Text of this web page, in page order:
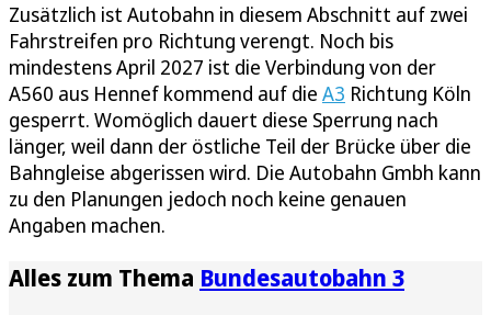
Zusätzlich ist Autobahn in diesem Abschnitt auf zwei
Fahrstreifen pro Richtung verengt. Noch bis
mindestens April 2027 ist die Verbindung von der
A560 aus Hennef kommend auf die A3 Richtung Köln
gesperrt. Womöglich dauert diese Sperrung nach
länger, weil dann der östliche Teil der Brücke über die
Bahngleise abgerissen wird. Die Autobahn Gmbh kann
zu den Planungen jedoch noch keine genauen
Angaben machen.
Alles zum Thema Bundesautobahn 3